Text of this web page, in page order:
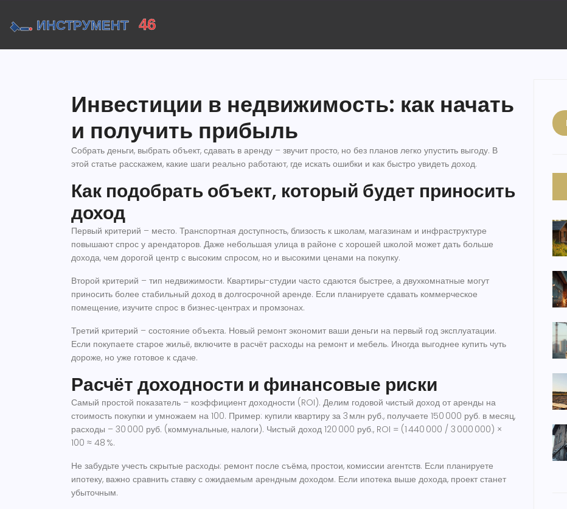
Инвестиции в недвижимость: как начать
и получить прибыль
Собрать деньги, выбрать объект, сдавать в аренду – звучит просто, но без планов легко упустить выгоду. В
этой статье расскажем, какие шаги реально работают, где искать ошибки и как быстро увидеть доход.
Как подобрать объект, который будет приносить
доход
Первый критерий – место. Транспортная доступность, близость к школам, магазинам и инфраструктуре
повышают спрос у арендаторов. Даже небольшая улица в районе с хорошей школой может дать больше
дохода, чем дорогой центр с высоким спросом, но и высокими ценами на покупку.
Второй критерий – тип недвижимости. Квартиры-студии часто сдаются быстрее, а двухкомнатные могут
приносить более стабильный доход в долгосрочной аренде. Если планируете сдавать коммерческое
помещение, изучите спрос в бизнес‑центрах и промзонах.
Третий критерий – состояние объекта. Новый ремонт экономит ваши деньги на первый год эксплуатации.
Если покупаете старое жильё, включите в расчёт расходы на ремонт и мебель. Иногда выгоднее купить чуть
дороже, но уже готовое к сдаче.
Расчёт доходности и финансовые риски
Самый простой показатель – коэффициент доходности (ROI). Делим годовой чистый доход от аренды на
стоимость покупки и умножаем на 100. Пример: купили квартиру за 3 млн руб., получаете 150 000 руб. в месяц,
расходы – 30 000 руб. (коммунальные, налоги). Чистый доход 120 000 руб., ROI = (1 440 000 / 3 000 000) ×
100 ≈ 48 %.
Не забудьте учесть скрытые расходы: ремонт после съёма, простои, комиссии агентств. Если планируете
ипотеку, важно сравнить ставку с ожидаемым арендным доходом. Если ипотека выше дохода, проект станет
убыточным.